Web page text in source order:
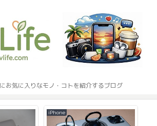
お気に入りなモノ・コトを紹介するブログ
iPhone